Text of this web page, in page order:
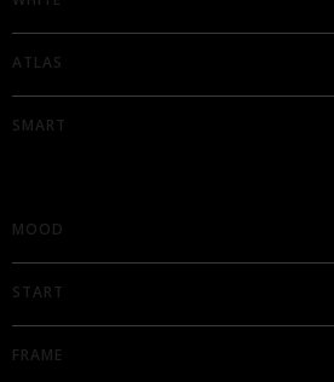
ATLAS
SMART
MOOD
START
FRAME